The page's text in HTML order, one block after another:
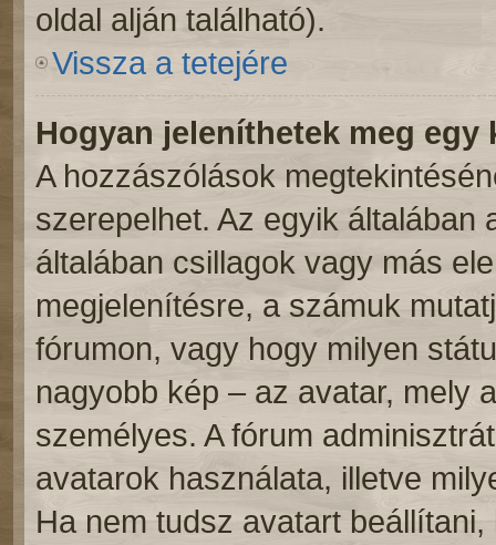
oldal alján található).
Vissza a tetejére
Hogyan jeleníthetek meg
A hozzászólások
szerepelhet. Az egyik
általában csillagok vagy más
megjelenítésre, a számuk
fórumon, vagy hogy milyen
nagyobb kép – az avatar, mely
személyes. A fórum
avatarok használata, illetve
Ha nem tudsz avatart